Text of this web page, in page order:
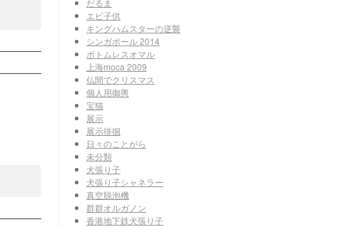
だるま
エビ子供
キングハムスターの逆襲
シンガポール 2014
ボトムレスオマル
上海moca 2009
仏間でクリスマス
個人用御輿
宝猫
展示
展示徘徊
日々のことがら
未分類
犬張り子
犬張り子シャネラー
真空脱泡機
群群オルガノン
香港地下鉄犬張り子